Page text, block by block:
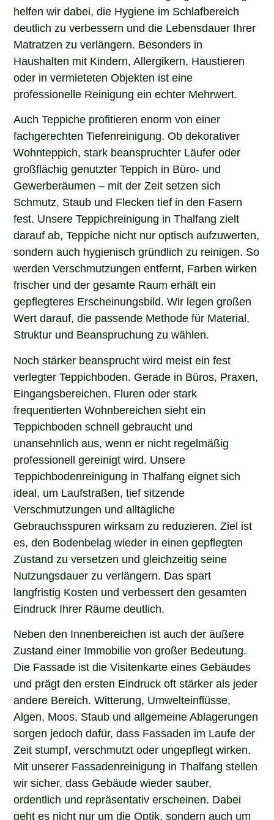
helfen wir dabei, die Hygiene im Schlafbereich
deutlich zu verbessern und die Lebensdauer Ihrer
Matratzen zu verlängern. Besonders in
Haushalten mit Kindern, Allergikern, Haustieren
oder in vermieteten Objekten ist eine
professionelle Reinigung ein echter Mehrwert.
Auch Teppiche profitieren enorm von einer
fachgerechten Tiefenreinigung. Ob dekorativer
Wohnteppich, stark beanspruchter Läufer oder
großflächig genutzter Teppich in Büro- und
Gewerberäumen – mit der Zeit setzen sich
Schmutz, Staub und Flecken tief in den Fasern
fest. Unsere Teppichreinigung in Thalfang zielt
darauf ab, Teppiche nicht nur optisch aufzuwerten,
sondern auch hygienisch gründlich zu reinigen. So
werden Verschmutzungen entfernt, Farben wirken
frischer und der gesamte Raum erhält ein
gepflegteres Erscheinungsbild. Wir legen großen
Wert darauf, die passende Methode für Material,
Struktur und Beanspruchung zu wählen.
Noch stärker beansprucht wird meist ein fest
verlegter Teppichboden. Gerade in Büros, Praxen,
Eingangsbereichen, Fluren oder stark
frequentierten Wohnbereichen sieht ein
Teppichboden schnell gebraucht und
unansehnlich aus, wenn er nicht regelmäßig
professionell gereinigt wird. Unsere
Teppichbodenreinigung in Thalfang eignet sich
ideal, um Laufstraßen, tief sitzende
Verschmutzungen und alltägliche
Gebrauchsspuren wirksam zu reduzieren. Ziel ist
es, den Bodenbelag wieder in einen gepflegten
Zustand zu versetzen und gleichzeitig seine
Nutzungsdauer zu verlängern. Das spart
langfristig Kosten und verbessert den gesamten
Eindruck Ihrer Räume deutlich.
Neben den Innenbereichen ist auch der äußere
Zustand einer Immobilie von großer Bedeutung.
Die Fassade ist die Visitenkarte eines Gebäudes
und prägt den ersten Eindruck oft stärker als jeder
andere Bereich. Witterung, Umwelteinflüsse,
Algen, Moos, Staub und allgemeine Ablagerungen
sorgen jedoch dafür, dass Fassaden im Laufe der
Zeit stumpf, verschmutzt oder ungepflegt wirken.
Mit unserer Fassadenreinigung in Thalfang stellen
wir sicher, dass Gebäude wieder sauber,
ordentlich und repräsentativ erscheinen. Dabei
geht es nicht nur um die Optik, sondern auch um